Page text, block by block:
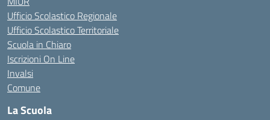
Ufficio Scolastico Regionale
Ufficio Scolastico Territoriale
Scuola in Chiaro
Iscrizioni On Line
Invalsi
Comune
La Scuola